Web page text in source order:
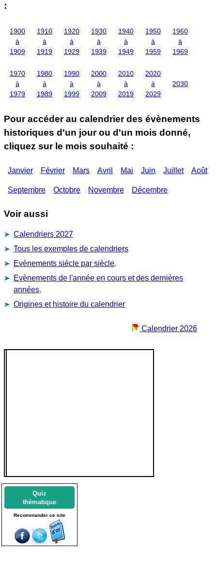
:
1900
à
1909
1910
à
1919
1920
à
1929
1930
à
1939
1940
à
1949
1950
à
1959
1960
à
1969
1970
à
1979
1980
à
1989
1990
à
1999
2000
à
2009
2010
à
2019
2020
à
2029
2030
Pour accéder au calendrier des évènements
historiques d'un jour ou d'un mois donné,
cliquez sur le mois souhaité :
Janvier Février Mars Avril Mai Juin Juillet Août
Septembre Octobre Novembre Décembre
Voir aussi
Calendriers 2027
Tous les exemples de calendriers
Evènements siècle par siècle.
Evènements de l'année en cours et des dernières
années.
Origines et histoire du calendrier
Calendrier 2026
Quiz
thèmatique
Recommander ce site